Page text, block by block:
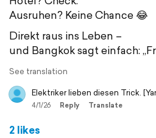
Ausruhen? Keine Chance 😂
Direkt raus ins Leben –
und Bangkok sagt einfach:
See translation
Elektriker lieben diesen Trick.
4/1/26 Reply Translate
2 likes